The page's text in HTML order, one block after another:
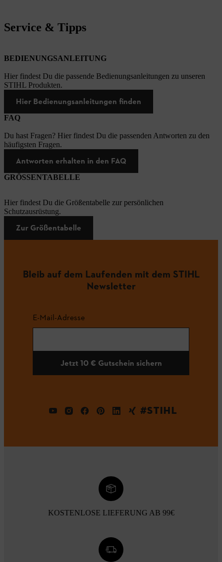
Service & Tipps
BEDIENUNGSANLEITUNG
Hier findest Du die passende Bedienungsanleitungen zu unseren
STIHL Produkten.
Hier Bedienungsanleitungen finden
FAQ
Du hast Fragen? Hier findest Du die passenden Antworten zu den
häufigsten Fragen.
Antworten erhalten in den FAQ
GRÖSSENTABELLE
Hier findest Du die Größentabelle zur persönlichen
Schutzausrüstung.
Zur Größentabelle
Bleib auf dem Laufenden mit dem STIHL
Newsletter
E-Mail-Adresse
Jetzt 10 € Gutschein sichern
#STIHL
KOSTENLOSE LIEFERUNG AB 99€